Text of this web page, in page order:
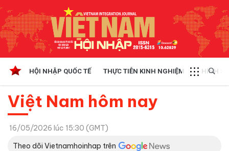
HỘI NHẬP QUỐC TẾ THỰC TIỄN KINH NGHIỆM CHÍNH
Việt Nam hôm nay
16/05/2026 lúc 15:30 (GMT)
Theo dõi Vietnamhoinhap trên